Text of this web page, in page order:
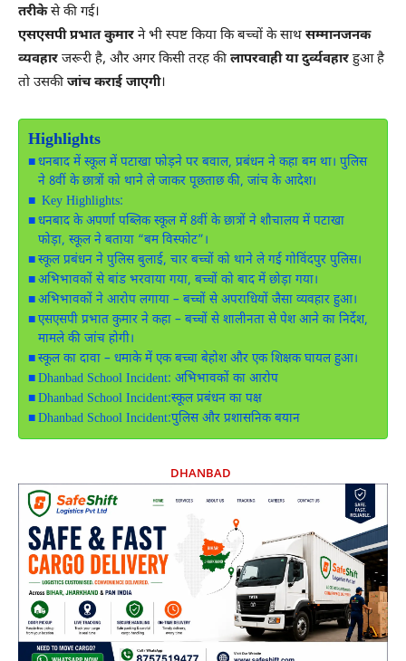
तरीकेसे की गई।
एसएसपी प्रभात कुमार ने भी स्पष्ट किया कि बच्चों के साथ सम्मानजनक
व्यवहार जरूरी है, और अगर किसी तरह की लापरवाही या दुर्व्यवहार हुआ है
तो उसकी जांच कराई जाएगी।
Highlights
धनबाद में स्कूल में पटाखा फोड़ने पर बवाल, प्रबंधन ने कहा बम था। पुलिस
ने 8वीं के छात्रों को थाने ले जाकर पूछताछ की, जांच के आदेश।
Key Highlights:
धनबाद के अपर्णा पब्लिक स्कूल में 8वीं के छात्रों ने शौचालय में पटाखा
फोड़ा, स्कूल ने बताया “बम विस्फोट”।
स्कूल प्रबंधन ने पुलिस बुलाई, चार बच्चों को थाने ले गई गोविंदपुर पुलिस।
अभिभावकों से बांड भरवाया गया, बच्चों को बाद में छोड़ा गया।
अभिभावकों ने आरोप लगाया – बच्चों से अपराधियों जैसा व्यवहार हुआ।
एसएसपी प्रभात कुमार ने कहा – बच्चों से शालीनता से पेश आने का निर्देश,
मामले की जांच होगी।
स्कूल का दावा – धमाके में एक बच्चा बेहोश और एक शिक्षक घायल हुआ।
Dhanbad School Incident: अभिभावकों का आरोप
Dhanbad School Incident:स्कूल प्रबंधन का पक्ष
Dhanbad School Incident:पुलिस और प्रशासनिक बयान
DHANBAD